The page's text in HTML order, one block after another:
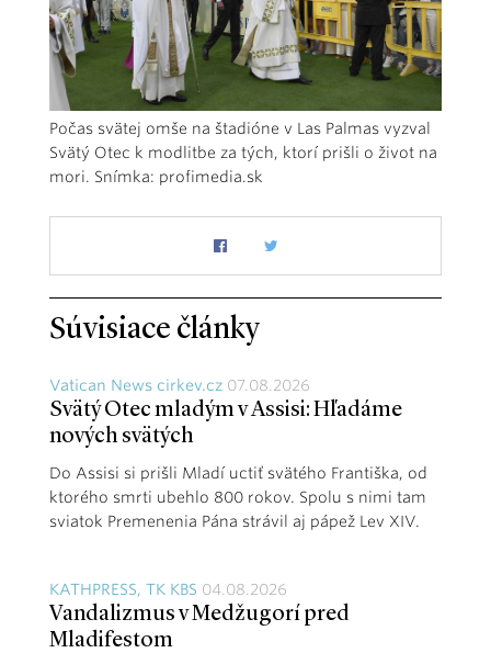
Počas svätej omše na štadióne v Las Palmas vyzval
Svätý Otec k modlitbe za tých, ktorí prišli o život na
mori. Snímka: profimedia.sk
Súvisiace články
Vatican News cirkev.cz 07.08.2026
Svätý Otec mladým v Assisi: Hľadáme
nových svätých
Do Assisi si prišli Mladí uctiť svätého Františka, od
ktorého smrti ubehlo 800 rokov. Spolu s nimi tam
sviatok Premenenia Pána strávil aj pápež Lev XIV.
KATHPRESS, TK KBS 04.08.2026
Vandalizmus v Medžugorí pred
Mladifestom